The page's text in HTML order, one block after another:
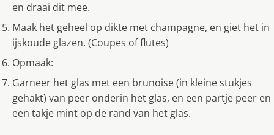
en draai dit mee.
Maak het geheel op dikte met champagne, en giet het in
ijskoude glazen. (Coupes of flutes)
Opmaak:
Garneer het glas met een brunoise (in kleine stukjes
gehakt) van peer onderin het glas, en een partje peer en
een takje mint op de rand van het glas.